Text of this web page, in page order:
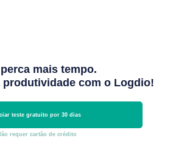
mais tempo.
produtividade com o Logdio!
teste gratuito por 30 dias
requer cartão de crédito